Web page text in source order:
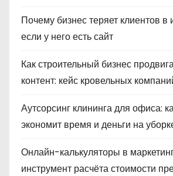
Почему бизнес теряет клиентов в
если у него есть сайт
Как строительный бизнес
контент: кейс кровельных
Аутсорсинг клининга для офиса:
экономит время и деньги на
Онлайн-калькуляторы в
инструмент расчёта стоимости